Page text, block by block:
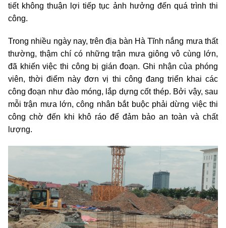
tiết không thuận lợi tiếp tục ảnh hưởng đến quá trình thi
công.
Trong nhiều ngày nay, trên địa bàn Hà Tĩnh nắng mưa thất
thường, thậm chí có những trận mưa giông vô cùng lớn,
đã khiến việc thi công bị gián đoạn. Ghi nhận của phóng
viên, thời điểm này đơn vị thi công đang triển khai các
công đoạn như đào móng, lắp dựng cốt thép. Bởi vậy, sau
mỗi trận mưa lớn, công nhân bắt buộc phải dừng việc thi
công chờ đến khi khô ráo để đảm bảo an toàn và chất
lượng.